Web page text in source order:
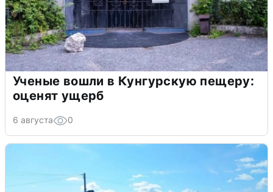
Ученые вошли в Кунгурскую пещеру:
оценят ущерб
6 августа 0